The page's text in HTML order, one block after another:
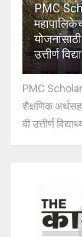
PMC
उत्तीर्ण
PMC
शैक्षणिक
वी उत्तीर्ण